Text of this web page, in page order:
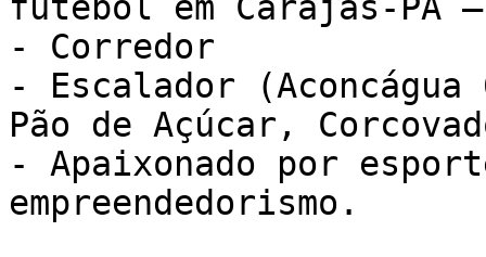
- Corredor
- Escalador
Pão de Açúcar,
- Apaixonado por
empreendedorismo.